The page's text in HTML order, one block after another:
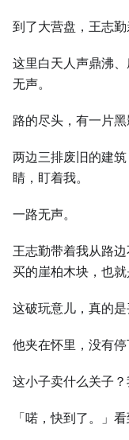
到了大营盘，王志
这里白天人声鼎沸
无声。
路的尽头，有一片
两边三排废旧的建
睛，盯着我。
一路无声。
王志勤带着我从路
买的崖柏木块，也就
这破玩意儿，真的是
他夹在怀里，没有停
这小子卖什么关子？
「喏，快到了。」